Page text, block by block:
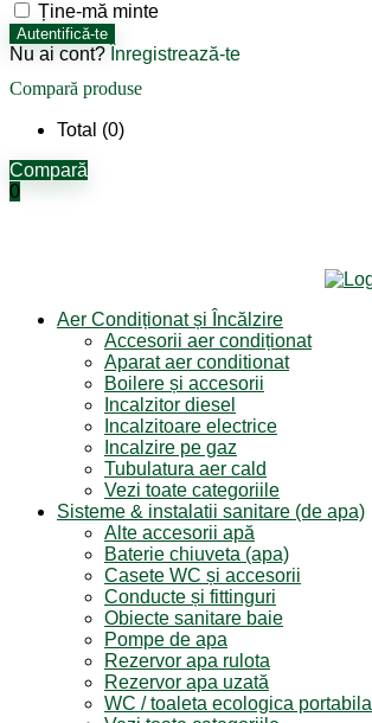
Ține-mă minte
Autentifică-te
Nu ai cont? Înregistrează-te
Compară produse
Total (0)
Compară
0
Aer Condiționat și Încălzire
Accesorii aer condiționat
Aparat aer conditionat
Boilere și accesorii
Incalzitor diesel
Incalzitoare electrice
Incalzire pe gaz
Tubulatura aer cald
Vezi toate categoriile
Sisteme & instalatii sanitare (de apa)
Alte accesorii apă
Baterie chiuveta (apa)
Casete WC și accesorii
Conducte și fittinguri
Obiecte sanitare baie
Pompe de apa
Rezervor apa rulota
Rezervor apa uzată
WC / toaleta ecologica portabila